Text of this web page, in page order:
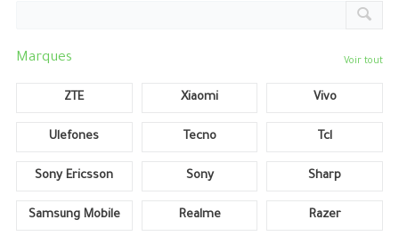
Marques Voir tout
ZTE Xiaomi Vivo
Ulefones Tecno Tcl
Sony Ericsson Sony Sharp
Samsung Mobile Realme Razer